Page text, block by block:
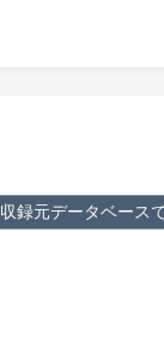
収録元データベース